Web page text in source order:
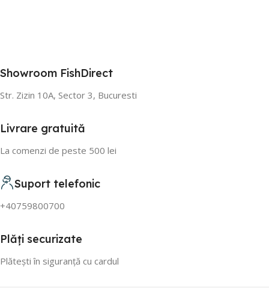
Showroom FishDirect
Str. Zizin 10A, Sector 3, Bucuresti
Livrare gratuită
La comenzi de peste 500 lei
Suport telefonic
+40759800700
Plăți securizate
Plătești în siguranță cu cardul